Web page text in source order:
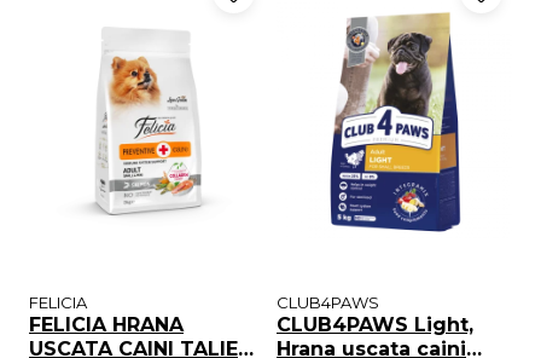
FELICIA
FELICIA HRANA
USCATA CAINI TALIE
CLUB4PAWS
CLUB4PAWS Light,
Hrana uscata caini